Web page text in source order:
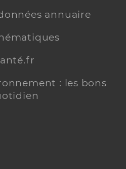
annuaire
: les bons